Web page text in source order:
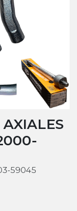
59045